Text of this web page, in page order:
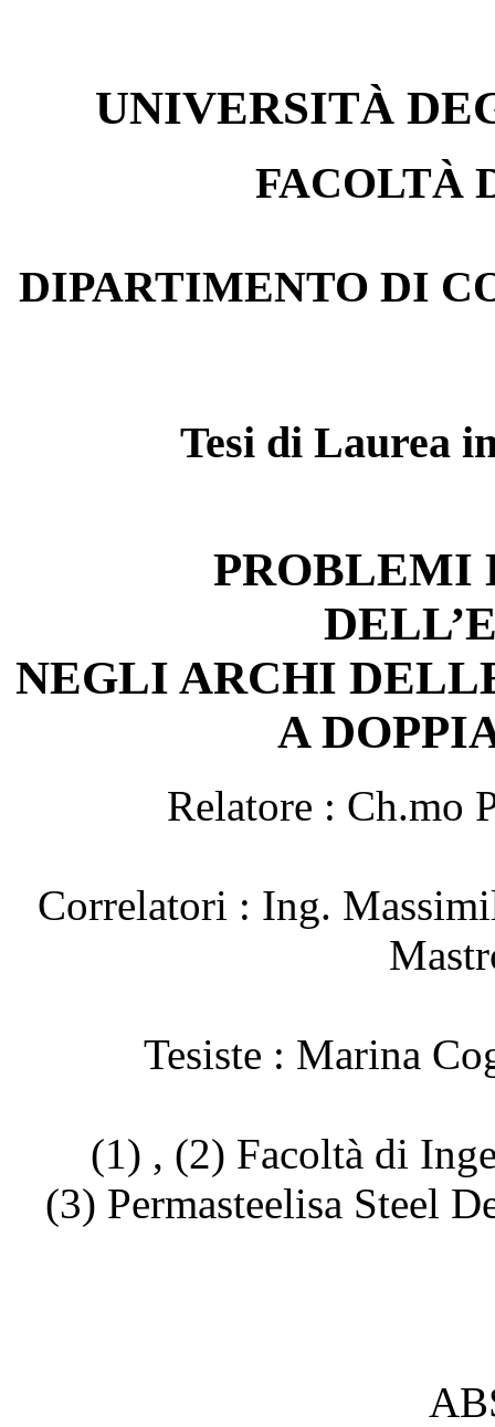
UNIVERSITÀ
FACOLTÀ
DIPARTIMENTO DI
Tesi di Laurea
PROBLEMI
NEGLI ARCHI
A
Relatore : Ch.mo
Correlatori : Ing.
Tesiste : Marina
(1) , (2) Facoltà di
(3) Permasteelisa Steel